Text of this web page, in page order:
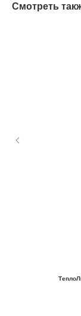
Смотреть